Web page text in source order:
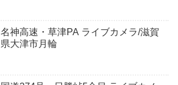
名神高速・草津PA ライブカメラ/滋賀
県大津市月輪